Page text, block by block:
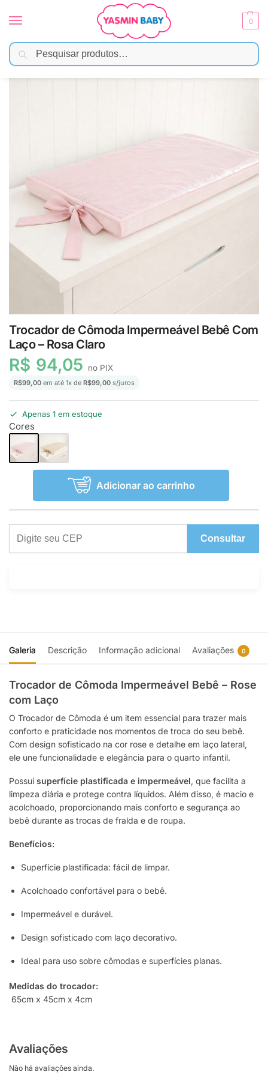
0
Início Enxoval / Trocadores / Trocador de Cômoda Impermeável Bebê Com Laço – Rosa Claro
Trocador de Cômoda Impermeável Bebê Com
Laço – Rosa Claro
R$ 94,05 no PIX
R$99,00 em até 1x de R$99,00 s/juros
Apenas 1 em estoque
Cores
Adicionar ao carrinho
Consultar
Galeria Descrição Informação adicional Avaliações 0
Trocador de Cômoda Impermeável Bebê – Rose
com Laço
O Trocador de Cômoda é um item essencial para trazer mais
conforto e praticidade nos momentos de troca do seu bebê.
Com design sofisticado na cor rose e detalhe em laço lateral,
ele une funcionalidade e elegância para o quarto infantil.
Possui superfície plastificada e impermeável, que facilita a
limpeza diária e protege contra líquidos. Além disso, é macio e
acolchoado, proporcionando mais conforto e segurança ao
bebê durante as trocas de fralda e de roupa.
Benefícios:
Superfície plastificada: fácil de limpar.
Acolchoado confortável para o bebê.
Impermeável e durável.
Design sofisticado com laço decorativo.
Ideal para uso sobre cômodas e superfícies planas.
Medidas do trocador:
65cm x 45cm x 4cm
Avaliações
Não há avaliações ainda.